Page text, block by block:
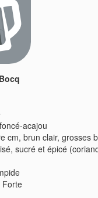
acajou
cm, brun clair, grosses
sucré et épicé
Forte